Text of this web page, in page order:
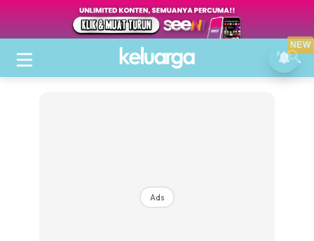
Ads
NEW